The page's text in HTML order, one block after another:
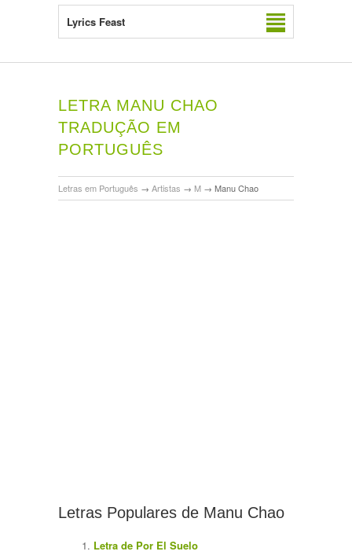
Lyrics Feast
LETRA MANU CHAO
TRADUÇÃO EM
PORTUGUÊS
Letras em Português → Artistas → M → Manu Chao
Letras Populares de Manu Chao
Letra de Por El Suelo